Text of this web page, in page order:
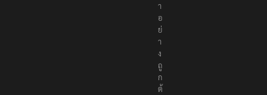
า
อ
ย่
า
ง
ถู
ก
ต้